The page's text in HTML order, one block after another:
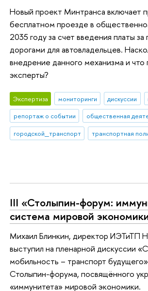
Новый проект Минтранса включает
бесплатном проезде в
2035 году за счет введения платы за
дорогами для автовладельцев.
внедрение данного механизма и что
эксперты?
Экспертиза мониторинги дискуссии
репортаж о событии
общественная
городской_транспорт
транспортная
III «Столыпин-форум:
система мировой
Михаил Блинкин, директор ИЭТиТП
выступил на пленарной дискуссии
мобильность – транспорт будущего»
Столыпин-форума, посвящённого
«иммунитета» мировой экономики.